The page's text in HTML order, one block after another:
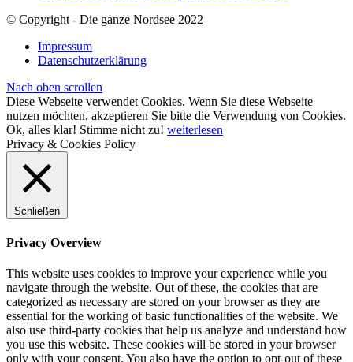
© Copyright - Die ganze Nordsee 2022
Impressum
Datenschutzerklärung
Nach oben scrollen
Diese Webseite verwendet Cookies. Wenn Sie diese Webseite
nutzen möchten, akzeptieren Sie bitte die Verwendung von Cookies.
Ok, alles klar! Stimme nicht zu! weiterlesen
Privacy & Cookies Policy
Schließen
Privacy Overview
This website uses cookies to improve your experience while you
navigate through the website. Out of these, the cookies that are
categorized as necessary are stored on your browser as they are
essential for the working of basic functionalities of the website. We
also use third-party cookies that help us analyze and understand how
you use this website. These cookies will be stored in your browser
only with your consent. You also have the option to opt-out of these